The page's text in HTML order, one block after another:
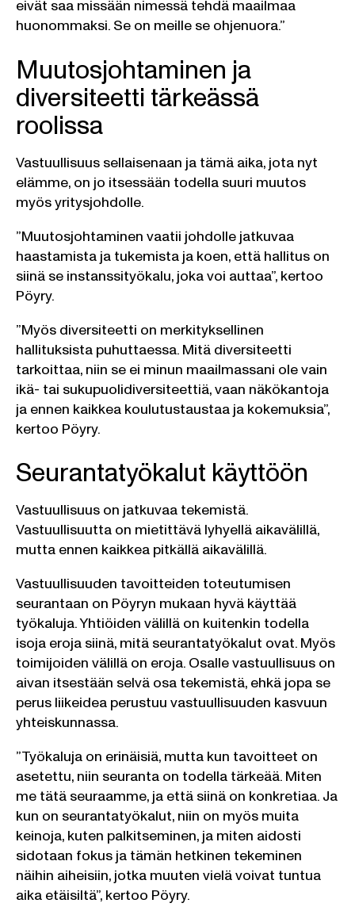
eivät saa missään nimessä tehdä maailmaa
huonommaksi. Se on meille se ohjenuora.”
Muutosjohtaminen ja
diversiteetti tärkeässä
roolissa
Vastuullisuus sellaisenaan ja tämä aika, jota nyt
elämme, on jo itsessään todella suuri muutos
myös yritysjohdolle.
”Muutosjohtaminen vaatii johdolle jatkuvaa
haastamista ja tukemista ja koen, että hallitus on
siinä se instanssityökalu, joka voi auttaa”, kertoo
Pöyry.
”Myös diversiteetti on merkityksellinen
hallituksista puhuttaessa. Mitä diversiteetti
tarkoittaa, niin se ei minun maailmassani ole vain
ikä- tai sukupuolidiversiteettiä, vaan näkökantoja
ja ennen kaikkea koulutustaustaa ja kokemuksia”,
kertoo Pöyry.
Seurantatyökalut käyttöön
Vastuullisuus on jatkuvaa tekemistä.
Vastuullisuutta on mietittävä lyhyellä aikavälillä,
mutta ennen kaikkea pitkällä aikavälillä.
Vastuullisuuden tavoitteiden toteutumisen
seurantaan on Pöyryn mukaan hyvä käyttää
työkaluja. Yhtiöiden välillä on kuitenkin todella
isoja eroja siinä, mitä seurantatyökalut ovat. Myös
toimijoiden välillä on eroja. Osalle vastuullisuus on
aivan itsestään selvä osa tekemistä, ehkä jopa se
perus liikeidea perustuu vastuullisuuden kasvuun
yhteiskunnassa.
”Työkaluja on erinäisiä, mutta kun tavoitteet on
asetettu, niin seuranta on todella tärkeää. Miten
me tätä seuraamme, ja että siinä on konkretiaa. Ja
kun on seurantatyökalut, niin on myös muita
keinoja, kuten palkitseminen, ja miten aidosti
sidotaan fokus ja tämän hetkinen tekeminen
näihin aiheisiin, jotka muuten vielä voivat tuntua
aika etäisiltä”, kertoo Pöyry.